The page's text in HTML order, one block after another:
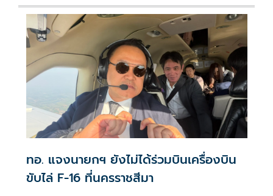
ทอ. แจงนายกฯ ยังไม่ได้ร่วมบินเครื่องบิน
ขับไล่ F-16 ที่นครราชสีมา